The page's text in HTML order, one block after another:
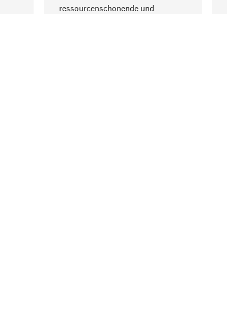
ressourcenschonende und